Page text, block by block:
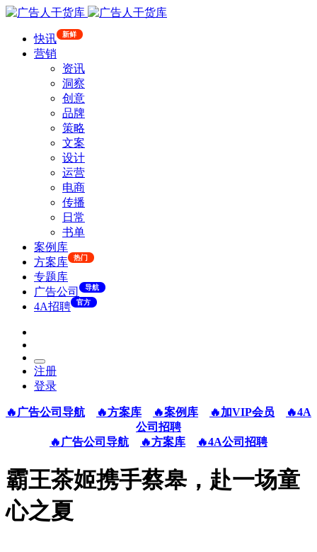
快讯 新鲜
营销
资讯
洞察
创意
品牌
策略
文案
设计
运营
电商
传播
日常
书单
案例库
方案库
热门
专题库
广告公司
导航
4A招聘 官方
注册
登录
🔥广告公司导航 🔥方案库 🔥案例库 🔥加VIP会员
🔥4A
公司招聘
🔥广告公司导航
🔥方案库 🔥4A公司招聘
霸王茶姬携手蔡皋，赴一场童
心之夏